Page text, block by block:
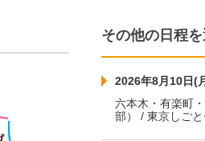
その他の日程
2026年8月10日(
六本木・有楽町
部） / 東京しご